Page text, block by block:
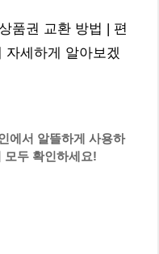
품권 교환 방법 | 편
자세하게 알아보겠
에서 알뜰하게 사용하
모두 확인하세요!